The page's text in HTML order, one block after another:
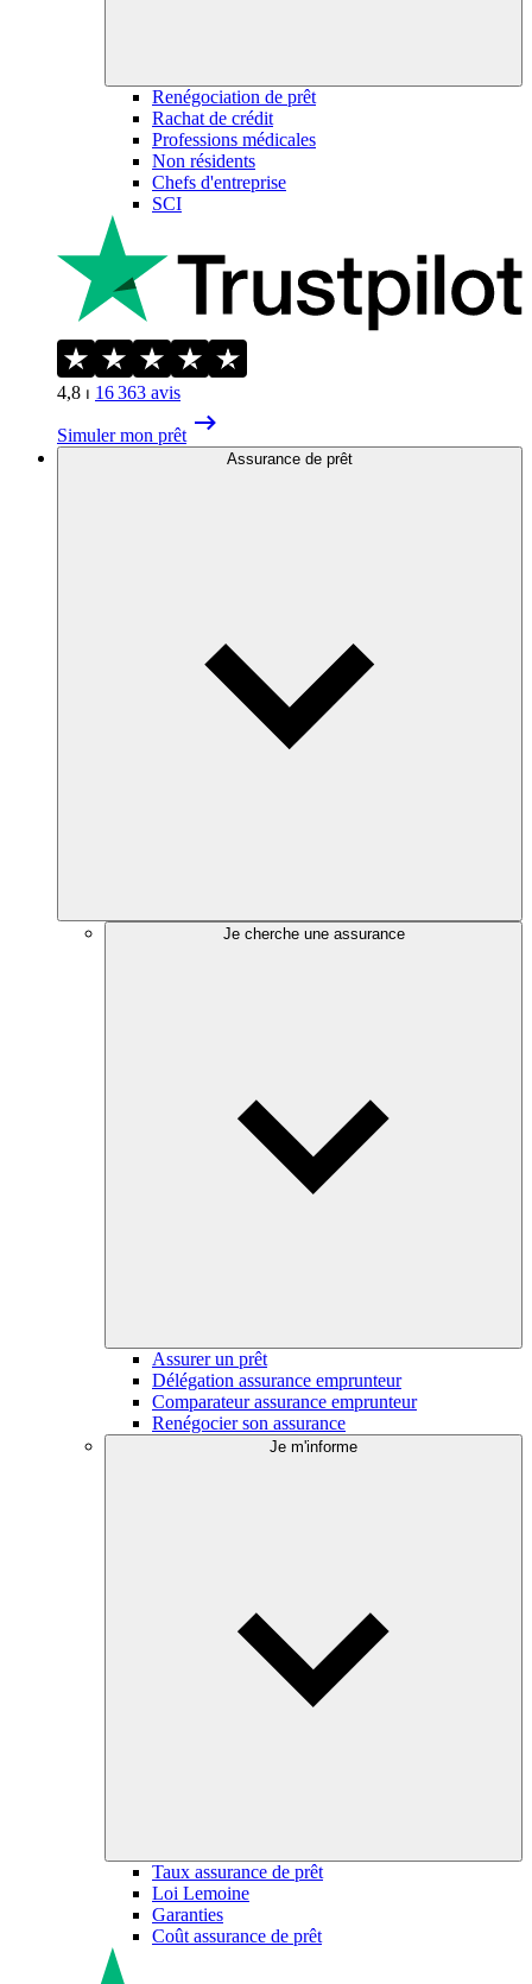
Renégociation de prêt
Rachat de crédit
Professions médicales
Non résidents
Chefs d'entreprise
SCI
4,8 ⏐ 16 363 avis
Simuler mon prêt
Assurance de prêt
Je cherche une assurance
Assurer un prêt
Délégation assurance emprunteur
Comparateur assurance emprunteur
Renégocier son assurance
Je m'informe
Taux assurance de prêt
Loi Lemoine
Garanties
Coût assurance de prêt